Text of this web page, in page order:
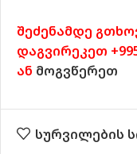
შეძენამდე
დაგვირეკეთ +995
ან მოგვწერეთ
სურვილების